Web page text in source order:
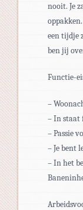
nooit. Je
een tijdje
ben jij
Functie-
–
– In staat
– Passie
– Je bent
– In het